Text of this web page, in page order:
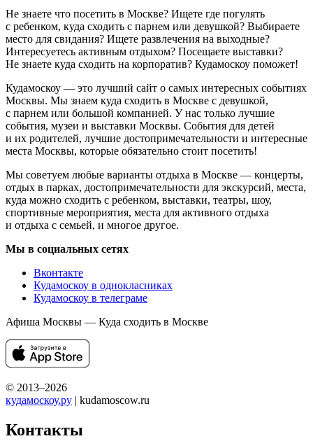
Не знаете что посетить в Москве? Ищете где погулять
с ребенком, куда сходить с парнем или девушкой? Выбираете
место для свидания? Ищете развлечения на выходные?
Интересуетесь активным отдыхом? Посещаете выставки?
Не знаете куда сходить на корпоратив? Кудамоскоу поможет!
Кудамоскоу — это лучший сайт о самых интересных событиях
Москвы. Мы знаем куда сходить в Москве с девушкой,
с парнем или большой компанией. У нас только лучшие
события, музеи и выставки Москвы. События для детей
и их родителей, лучшие достопримечательности и интересные
места Москвы, которые обязательно стоит посетить!
Мы советуем любые варианты отдыха в Москве — концерты,
отдых в парках, достопримечательности для экскурсий, места,
куда можно сходить с ребенком, выставки, театры, шоу,
спортивные мероприятия, места для активного отдыха
и отдыха с семьей, и многое другое.
Мы в социальных сетях
Вконтакте
Кудамоскоу в однокласниках
Кудамоскоу в телеграме
Афиша Москвы — Куда сходить в Москве
© 2013–2026
кудамоскоу.ру | kudamoscow.ru
Контакты